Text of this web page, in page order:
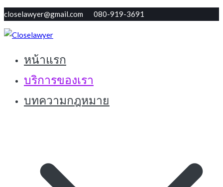
Skip
to
content
closelawyer@gmail.com 080-919-3691
Closelawyer
ทนายใกล้ตัว รับปรึกษากฏหมายฟรี
หน้าแรก
บริการของเรา
บทความกฎหมาย